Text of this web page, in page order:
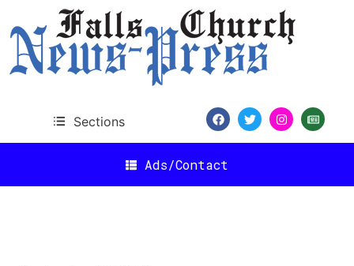
Sections
Ads/Contact